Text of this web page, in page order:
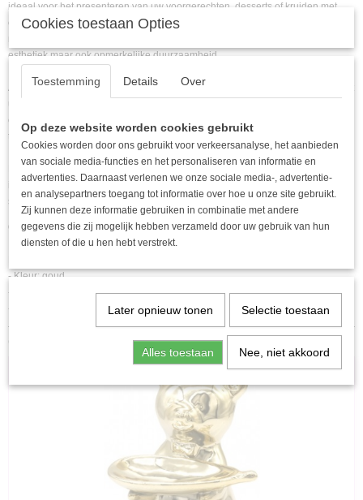
ideaal voor het presenteren van uw voorgerechten, desserts of kruiden met
een vleugje grootte. Hun productie, die combineert met een hoog -end
esthetiek maar ook opmerkelijke duurzaamheid.
Aulica -bekers zijn het resultaat van zorgvuldige ambachten, het vieren van het
een zintuiglijke viering, terwijl ze een dimensie van verfijning aan je tafel
toevoegen.
Elke kamer is zorgvuldig boordevol nauwgezette aandacht om een ​​aankomst
in perfecte staat te garanderen, klaar om uw maaltijden en recepties te laten
schijnen.
Ook zeer geschikt als sieraden schaaltje.
- Kleur: goud
- Materiaal: glas
- Afmetingen: 17,5x4x4cm
Cookies toestaan Opties
Toestemming Details Over
Op deze website worden cookies gebruikt
Cookies worden door ons gebruikt voor verkeersanalyse, het aanbieden
van sociale media-functies en het personaliseren van informatie en
advertenties. Daarnaast verlenen we onze sociale media-, advertentie-
en analysepartners toegang tot informatie over hoe u onze site gebruikt.
Zij kunnen deze informatie gebruiken in combinatie met andere
gegevens die zij mogelijk hebben verzameld door uw gebruik van hun
diensten of die u hen hebt verstrekt.
Later opnieuw tonen Selectie toestaan
Alles toestaan Nee, niet akkoord